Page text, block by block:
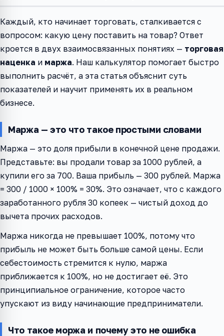
Каждый, кто начинает торговать, сталкивается с
вопросом: какую цену поставить на товар? Ответ
кроется в двух взаимосвязанных понятиях — торговая
наценка и маржа. Наш калькулятор помогает быстро
выполнить расчёт, а эта статья объяснит суть
показателей и научит применять их в реальном
бизнесе.
Маржа — это что такое простыми словами
Маржа — это доля прибыли в конечной цене продажи.
Представьте: вы продали товар за 1000 рублей, а
купили его за 700. Ваша прибыль — 300 рублей. Маржа
= 300 / 1000 × 100% = 30%. Это означает, что с каждого
заработанного рубля 30 копеек — чистый доход до
вычета прочих расходов.
Маржа никогда не превышает 100%, потому что
прибыль не может быть больше самой цены. Если
себестоимость стремится к нулю, маржа
приближается к 100%, но не достигает её. Это
принципиальное ограничение, которое часто
упускают из виду начинающие предприниматели.
Что такое моржа и почему это не ошибка